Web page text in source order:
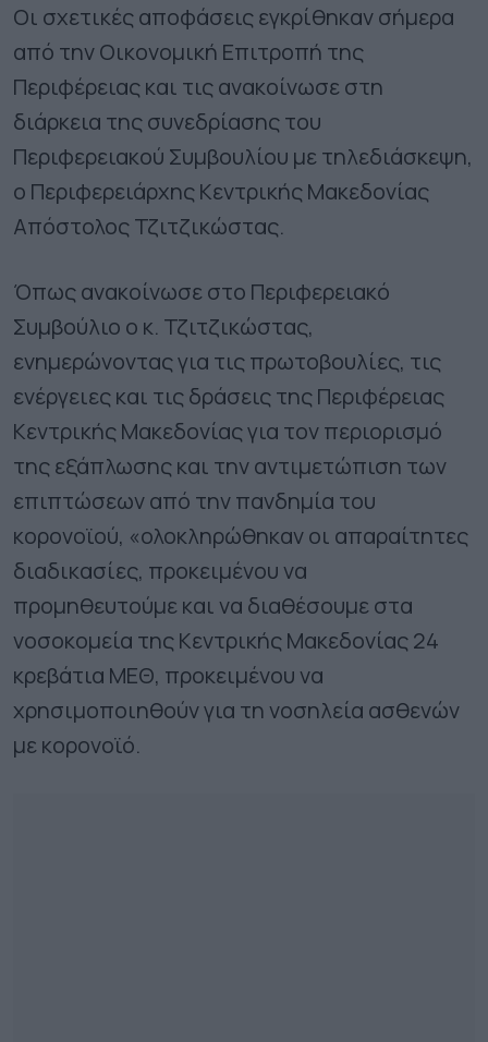
Οι σχετικές αποφάσεις εγκρίθηκαν σήμερα
από την Οικονομική Επιτροπή της
Περιφέρειας και τις ανακοίνωσε στη
διάρκεια της συνεδρίασης του
Περιφερειακού Συμβουλίου με τηλεδιάσκεψη,
ο Περιφερειάρχης Κεντρικής Μακεδονίας
Απόστολος Τζιτζικώστας.
Όπως ανακοίνωσε στο Περιφερειακό
Συμβούλιο ο κ. Τζιτζικώστας,
ενημερώνοντας για τις πρωτοβουλίες, τις
ενέργειες και τις δράσεις της Περιφέρειας
Κεντρικής Μακεδονίας για τον περιορισμό
της εξάπλωσης και την αντιμετώπιση των
επιπτώσεων από την πανδημία του
κορονοϊού, «ολοκληρώθηκαν οι απαραίτητες
διαδικασίες, προκειμένου να
προμηθευτούμε και να διαθέσουμε στα
νοσοκομεία της Κεντρικής Μακεδονίας 24
κρεβάτια ΜΕΘ, προκειμένου να
χρησιμοποιηθούν για τη νοσηλεία ασθενών
με κορονοϊό.